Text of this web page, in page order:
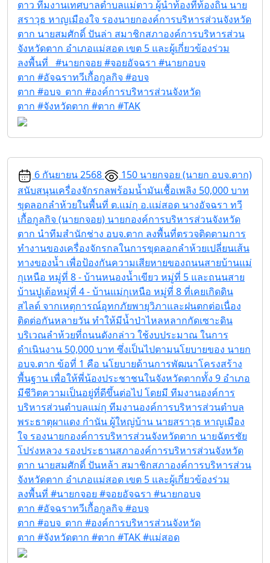
ตาว ทีมงานเทศบาลตำบลแม่ตาว ผู้นำท้องที่ท้องถิ่น นาย
สราวุธ หาญเมืองใจ รองนายกองค์การบริหารส่วนจังหวัด
ตาก นายสมศักดิ์ ปันล่า สมาชิกสภาองค์การบริหารส่วน
จังหวัดตาก อำเภอแม่สอด เขต 5 และผู้เกี่ยวข้องร่วม
ลงพื้นที่ #นายกจอย #จอยอัจฉรา #นายกอบจ
ตาก #อัจฉราทวีเกื้อกูลกิจ #อบจ
ตาก #อบจ_ตาก #องค์การบริหารส่วนจังหวัด
ตาก #จังหวัดตาก #ตาก #TAK
6 กันยายน 2568 150 นายกจอย (นายก อบจ.ตาก)
สนับสนุนเครื่องจักรกลพร้อมน้ำมันเชื้อเพลิง 50,000 บาท
ขุดลอกลำห้วยในพื้นที่ ต.แม่กุ อ.แม่สอด นางอัจฉรา ทวี
เกื้อกูลกิจ (นายกจอย) นายกองค์การบริหารส่วนจังหวัด
ตาก นำทีมสำนักช่าง อบจ.ตาก ลงพื้นที่ตรวจติดตามการ
ทำงานของเครื่องจักรกลในการขุดลอกลำห้วยเปลี่ยนเส้น
ทางของน้ำ เพื่อป้องกันความเสียหายของถนนสายบ้านแม่
กุเหนือ หมู่ที่ 8 - บ้านหนองน้ำเขียว หมู่ที่ 5 และถนนสาย
บ้านปูเต้อหมู่ที่ 4 - บ้านแม่กุเหนือ หมู่ที่ 8 ที่เคยเกิดดิน
สไลด์ จากเหตุการณ์อุทกภัยพายุวิภาและฝนตกต่อเนื่อง
ติดต่อกันหลายวัน ทำให้มีน้ำป่าไหลหลากกัดเซาะดิน
บริเวณลำห้วยที่ถนนดังกล่าว ใช้งบประมาณ ในการ
ดำเนินงาน 50,000 บาท ซึ่งเป็นไปตามนโยบายของ นายก
อบจ.ตาก ข้อที่ 1 คือ นโยบายด้านการพัฒนาโครงสร้าง
พื้นฐาน เพื่อให้พี่น้องประชาชนในจังหวัดตากทั้ง 9 อำเภอ
มีชีวิตความเป็นอยู่ที่ดีขึ้นต่อไป โดยมี ทีมงานองค์การ
บริหารส่วนตำบลแม่กุ ทีมงานองค์การบริหารส่วนตำบล
พระธาตุผาแดง กำนัน ผู้ใหญ่บ้าน นายสราวุธ หาญเมือง
ใจ รองนายกองค์การบริหารส่วนจังหวัดตาก นายฉัตรชัย
โปร่งหลวง รองประธานสภาองค์การบริหารส่วนจังหวัด
ตาก นายสมศักดิ์ ปันหล้า สมาชิกสภาองค์การบริหารส่วน
จังหวัดตาก อำเภอแม่สอด เขต 5 และผู้เกี่ยวข้องร่วม
ลงพื้นที่ #นายกจอย #จอยอัจฉรา #นายกอบจ
ตาก #อัจฉราทวีเกื้อกูลกิจ #อบจ
ตาก #อบจ_ตาก #องค์การบริหารส่วนจังหวัด
ตาก #จังหวัดตาก #ตาก #TAK #แม่สอด